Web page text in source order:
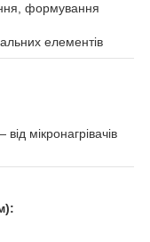
формування
елементів
мікронагрівачів